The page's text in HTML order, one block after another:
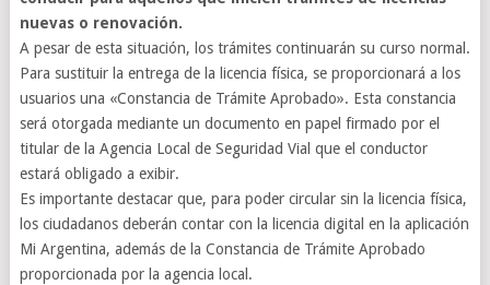
nuevas o renovación.
A pesar de esta situación, los trámites continuarán su curso normal.
Para sustituir la entrega de la licencia física, se proporcionará a los
usuarios una «Constancia de Trámite Aprobado». Esta constancia
será otorgada mediante un documento en papel firmado por el
titular de la Agencia Local de Seguridad Vial que el conductor
estará obligado a exibir.
Es importante destacar que, para poder circular sin la licencia física,
los ciudadanos deberán contar con la licencia digital en la aplicación
Mi Argentina, además de la Constancia de Trámite Aprobado
proporcionada por la agencia local.